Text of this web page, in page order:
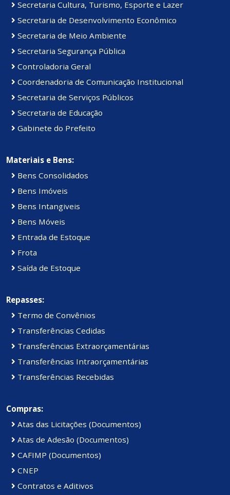
Secretaria Cultura, Turismo, Esporte e Lazer
Secretaria de Desenvolvimento Econômico
Secretaria de Meio Ambiente
Secretaria Segurança Pública
Controladoria Geral
Coordenadoria de Comunicação Institucional
Secretaria de Serviços Públicos
Secretaria de Educação
Gabinete do Prefeito
Materiais e Bens:
Bens Consolidados
Bens Imóveis
Bens Intangiveis
Bens Móveis
Entrada de Estoque
Frota
Saída de Estoque
Repasses:
Termo de Convênios
Transferências Cedidas
Transferências Extraorçamentárias
Transferências Intraorçamentárias
Transferências Recebidas
Compras:
Atas das Licitações (Documentos)
Atas de Adesão (Documentos)
CAFIMP (Documentos)
CNEP
Contratos e Aditivos